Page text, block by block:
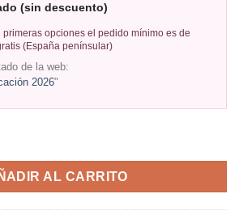
(sin descuento)
primeras opciones el pedido mínimo es de
(España penínsular)
de la web:
2026"
AL CARRITO